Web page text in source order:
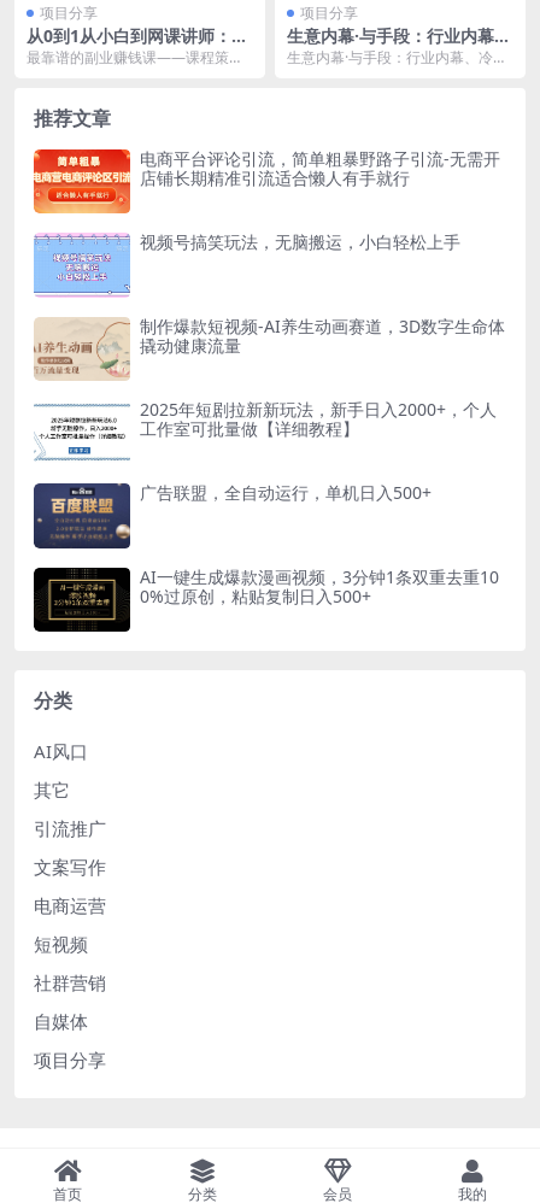
项目分享
从0到1从小白到网课讲师：在
家做爆款网课，每月多赚1000
最靠谱的副业赚钱课——课程策
项目分享
生意内幕·与手段：行业内幕、
冷门行业、尾货处理、废品回
生意内幕·与手段：行业内幕、冷门
推荐文章
电商平台评论引流，简单粗暴野路子引流-无需开
店铺长期精准引流适合懒人有手就行
视频号搞笑玩法，无脑搬运，小白轻松上手
制作爆款短视频-AI养生动画赛道，3D数字生命体
撬动健康流量
2025年短剧拉新新玩法，新手日入2000+，个人
工作室可批量做【详细教程】
广告联盟，全自动运行，单机日入500+
AI一键生成爆款漫画视频，3分钟1条双重去重10
0%过原创，粘贴复制日入500+
分类
AI风口
其它
引流推广
文案写作
电商运营
短视频
社群营销
自媒体
项目分享
首页 分类 会员 我的